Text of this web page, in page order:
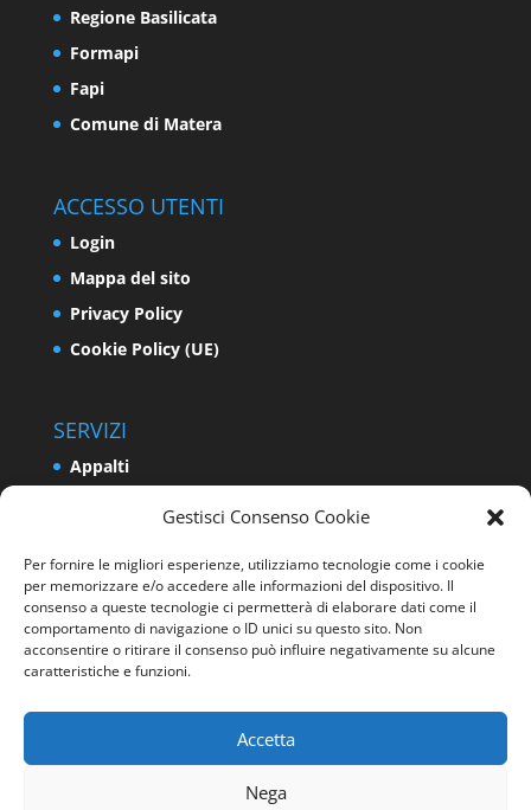
Gestisci Consenso Cookie
Per fornire le migliori esperienze, utilizziamo tecnologie come i cookie
per memorizzare e/o accedere alle informazioni del dispositivo. Il
consenso a queste tecnologie ci permetterà di elaborare dati come il
comportamento di navigazione o ID unici su questo sito. Non
acconsentire o ritirare il consenso può influire negativamente su alcune
caratteristiche e funzioni.
Accetta
Nega
Regione Basilicata
Formapi
Fapi
Comune di Matera
ACCESSO UTENTI
Login
Mappa del sito
Privacy Policy
Cookie Policy (UE)
SERVIZI
Appalti
Impresa
Programmazione e Sviluppo del Territorio
Energia e Ambiente
Sicurezza sui luoghi di lavoro